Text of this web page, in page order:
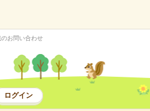
のお問い合わせ
ログイン